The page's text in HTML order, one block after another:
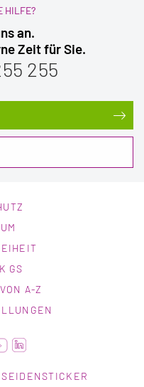
HILFE?
an.
Zeit für Sie.
255
GS
A-Z